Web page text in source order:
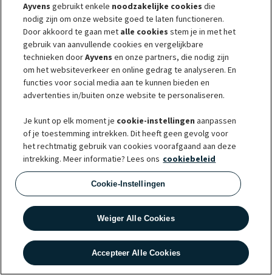
werknemer onbeperkt privé mag gebruiken. In plaats van een
loonheffing per gereden (privé)kilometer, geldt er nu een
forfaitaire – oftewel een vastgestelde – bijtelling van 7% over
de door de fabrikant vastgestelde consumentenprijs van de
door werkgever ter beschikking gestelde ‘fiets van de zaak’ en
meegeleverde accessoires. Hiermee is de leasefiets een
aantrekkelijke optie binnen het mobiliteitsbeleid.
Stel dat de werkgever een e-bike met een consumentenprijs
van € 1.999,- inclusief btw ter beschikking stelt. De bijtelling is
dan op jaarbasis 7% van € 1.999,-. Dat is € 139,93/12 is € 11,66
bruto per maand en afhankelijk welke belastingschijf (box 1) van
toepassing is op het bruto maandloon, zo’n € 4,40 tot € 5,80
netto per maand.
Wanneer geen bijtelling?
Als een werknemer de e-bike echt alleen gebruikt voor zakelijke
Ayvens gebruikt enkele noodzakelijke cookies die
nodig zijn om onze website goed te laten functioneren.
Door akkoord te gaan met alle cookies stem je in met het
gebruik van aanvullende cookies en vergelijkbare
technieken doorAyvens en onze partners, die nodig zijn
om het websiteverkeer en online gedrag te analyseren. En
functies voor social media aan te kunnen bieden en
advertenties in/buiten onze website te personaliseren.
Je kunt op elk moment je cookie-instellingen aanpassen
of je toestemming intrekken. Dit heeft geen gevolg voor
het rechtmatig gebruik van cookies voorafgaand aan deze
intrekking. Meer informatie? Lees ons cookiebeleid
Cookie-Instellingen
Weiger Alle Cookies
Accepteer Alle Cookies